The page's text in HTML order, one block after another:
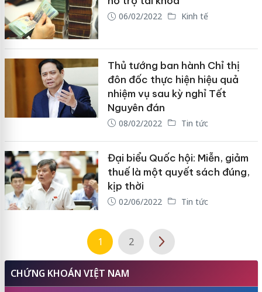
06/02/2022 Kinh tế
Thủ tướng ban hành Chỉ thị
đôn đốc thực hiện hiệu quả
nhiệm vụ sau kỳ nghỉ Tết
Nguyên đán
08/02/2022 Tin tức
Đại biểu Quốc hội: Miễn, giảm
thuế là một quyết sách đúng,
kịp thời
02/06/2022 Tin tức
1 2
CHỨNG KHOÁN VIỆT NAM